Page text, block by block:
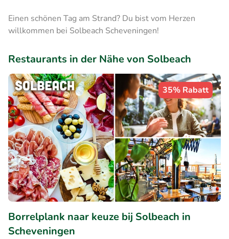
Einen schönen Tag am Strand? Du bist vom Herzen
willkommen bei Solbeach Scheveningen!
Restaurants in der Nähe von Solbeach
35% Rabatt
Borrelplank naar keuze bij Solbeach in
Scheveningen